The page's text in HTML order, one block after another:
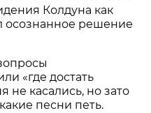
Колдуна как
осознанное решение
«где достать
не касались, но зато
песни петь.